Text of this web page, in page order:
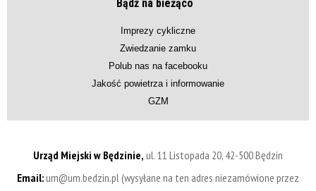
Bądź na bieżąco
Imprezy cykliczne
Zwiedzanie zamku
Polub nas na facebooku
Jakość powietrza i informowanie
GZM
Urząd Miejski w Będzinie, ul. 11 Listopada 20, 42-500 Będzin
Email:um@um.bedzin.pl (wysyłane na ten adres niezamówione przez